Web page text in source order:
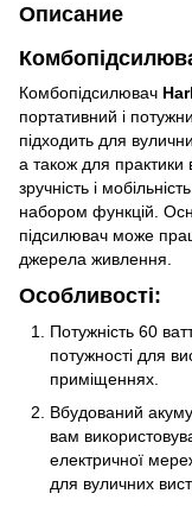
Описание
Комбопідсилювач
портативний і
підходить для
а також для практики
зручність і
набором функцій.
підсилювач може
джерела живлення.
Особливості:
Потужність 60
потужності для
приміщеннях.
Вбудований
вам
електричної
для вуличних